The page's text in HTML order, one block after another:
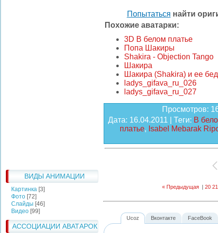
ВИДЫ АНИМАЦИИ
Картинка [3]
Фото [72]
Слайды [46]
Видео [99]
АССОЦИАЦИИ АВАТАРОК
Попытаться найти
Похожие аватарки:
3D В белом платье
Попа Шакиры
Shakira - Objection Tango
Шакира
Шакира (Shakira) и ее
ladys_gifava_ru_026
ladys_gifava_ru_027
Просмотров:
Дата: 16.04.2011 | Теги: В
платье, Isabel Mebarak
« Предыдущая | 20 21
Ucoz Вконтакте FaceBook